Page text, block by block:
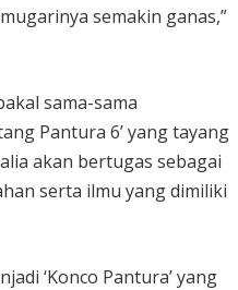
semakin ganas,”
sama-sama
Pantura 6’ yang tayang
akan bertugas sebagai
serta ilmu yang dimiliki
‘Konco Pantura’ yang